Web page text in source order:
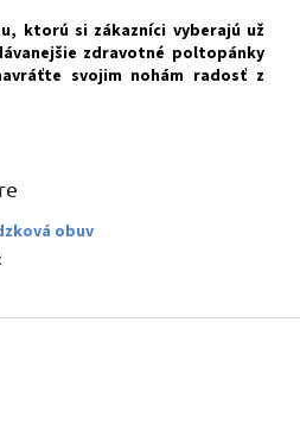
ktorú si zákazníci vyberajú už
zdravotné poltopánky
svojim nohám radosť z
obuv